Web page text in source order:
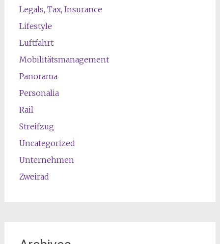
Legals, Tax, Insurance
Lifestyle
Luftfahrt
Mobilitätsmanagement
Panorama
Personalia
Rail
Streifzug
Uncategorized
Unternehmen
Zweirad